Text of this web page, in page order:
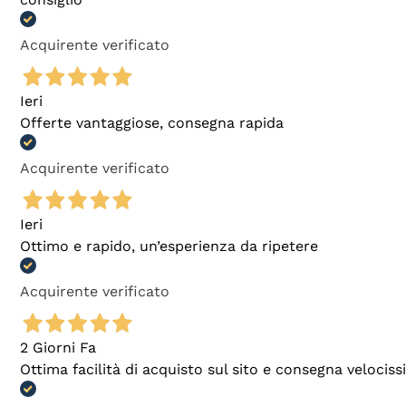
Acquirente verificato
Ieri
Offerte vantaggiose, consegna rapida
Acquirente verificato
Ieri
Ottimo e rapido, un’esperienza da ripetere
Acquirente verificato
2 Giorni Fa
Ottima facilità di acquisto sul sito e consegna